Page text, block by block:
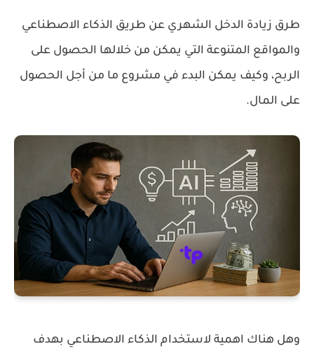
طرق زيادة الدخل الشهري عن طريق الذكاء الاصطناعي
والمواقع المتنوعة التي يمكن من خلالها الحصول على
الربح، وكيف يمكن البدء في مشروع ما من أجل الحصول
على المال.
وهل هناك اهمية لاستخدام الذكاء الاصطناعي بهدف